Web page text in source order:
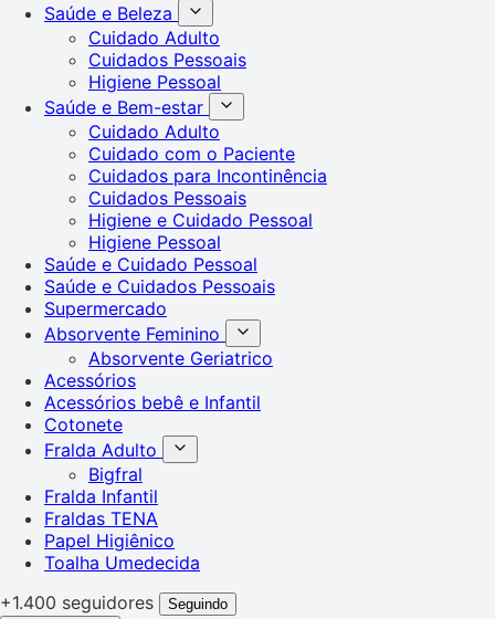
Saúde e Beleza
Cuidado Adulto
Cuidados Pessoais
Higiene Pessoal
Saúde e Bem-estar
Cuidado Adulto
Cuidado com o Paciente
Cuidados para Incontinência
Cuidados Pessoais
Higiene e Cuidado Pessoal
Higiene Pessoal
Saúde e Cuidado Pessoal
Saúde e Cuidados Pessoais
Supermercado
Absorvente Feminino
Absorvente Geriatrico
Acessórios
Acessórios bebê e Infantil
Cotonete
Fralda Adulto
Bigfral
Fralda Infantil
Fraldas TENA
Papel Higiênico
Toalha Umedecida
+1.400 seguidores
Seguindo